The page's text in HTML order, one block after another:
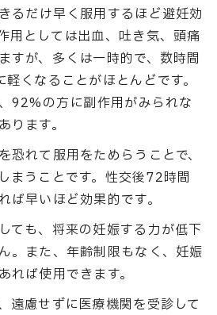
るだけ早く服用するほど避妊効
用としては出血、吐き気、頭痛
すが、多くは一時的で、数時間
くなることがほとんどです。
92%の方に副作用がみられな
ります。
恐れて服用をためらうことで、
まうことです。性交後72時間
ば早いほど効果的です。
ても、将来の妊娠する力が低下
。また、年齢制限もなく、妊娠
れば使用できます。
遠慮せずに医療機関を受診して